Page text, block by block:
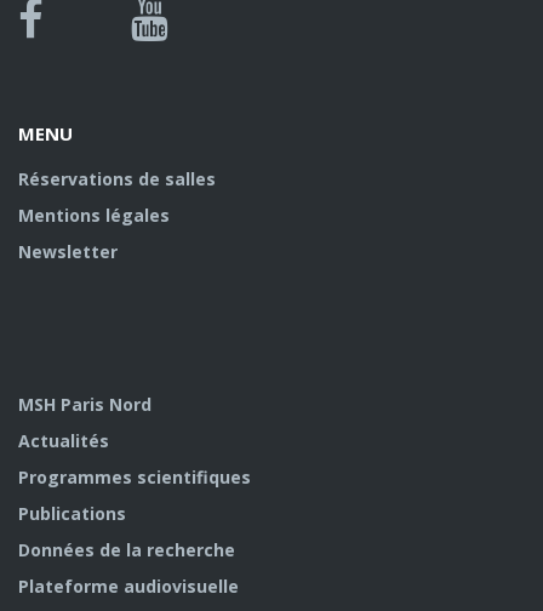
Bluesky
Canal
MENU
Réservations de salles
Mentions légales
Newsletter
MSH Paris Nord
Actualités
Programmes scientifiques
Publications
Données de la recherche
Plateforme audiovisuelle